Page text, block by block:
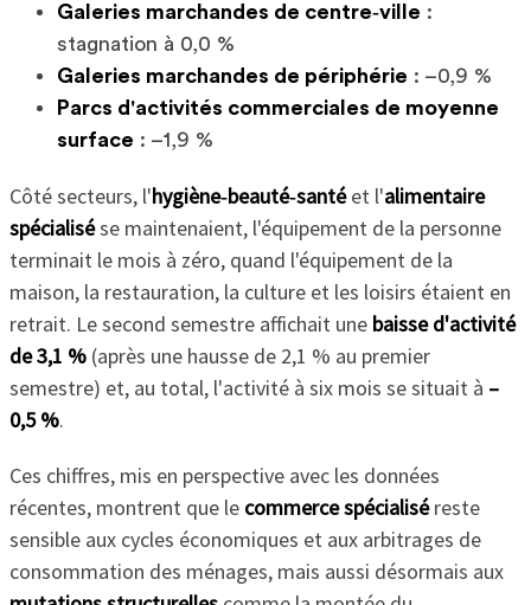
Galeries marchandes de centre‑ville :
stagnation à 0,0 %
Galeries marchandes de périphérie : –0,9 %
Parcs d'activités commerciales de moyenne
surface : –1,9 %
Côté secteurs, l'hygiène‑beauté‑santéet l'alimentaire
spécialisése maintenaient, l'équipement de la personne
terminait le mois à zéro, quand l'équipement de la
maison, la restauration, la culture et les loisirs étaient en
retrait. Le second semestre affichait une baisse d'activité
de 3,1 %(après une hausse de 2,1 % au premier
semestre) et, au total, l'activité à six mois se situait à –
0,5 %.
Ces chiffres, mis en perspective avec les données
récentes, montrent que le commerce spécialiséreste
sensible aux cycles économiques et aux arbitrages de
consommation des ménages, mais aussi désormais aux